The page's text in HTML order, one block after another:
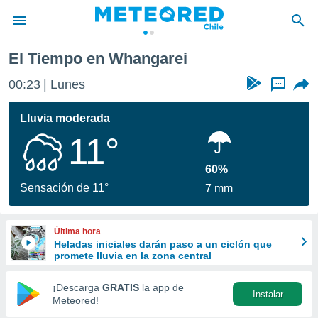
de
por
se
calidad.
a este
las
y
forma
digital
basada
El Tiempo en Whangarei
00:23 Lunes ...
Lluvia moderada
11°
Sensación de 11°
60%
7 mm
Última hora
Heladas iniciales darán paso a un ciclón que
promete lluvia en la zona central
¡Descarga GRATIS la app de
Meteored!
Instalar